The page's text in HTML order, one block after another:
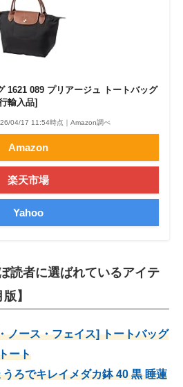
1621 089 プリアージュ トートバッグ
輸入品]
04/17 11:54時点｜Amazon調べ
Amazon
楽天市場
Yahoo
読者に選ばれているアイテ
】
ノース・フェイス] トートバッグ
ート
ろでキレイメダカ鉢 40 黒 睡蓮